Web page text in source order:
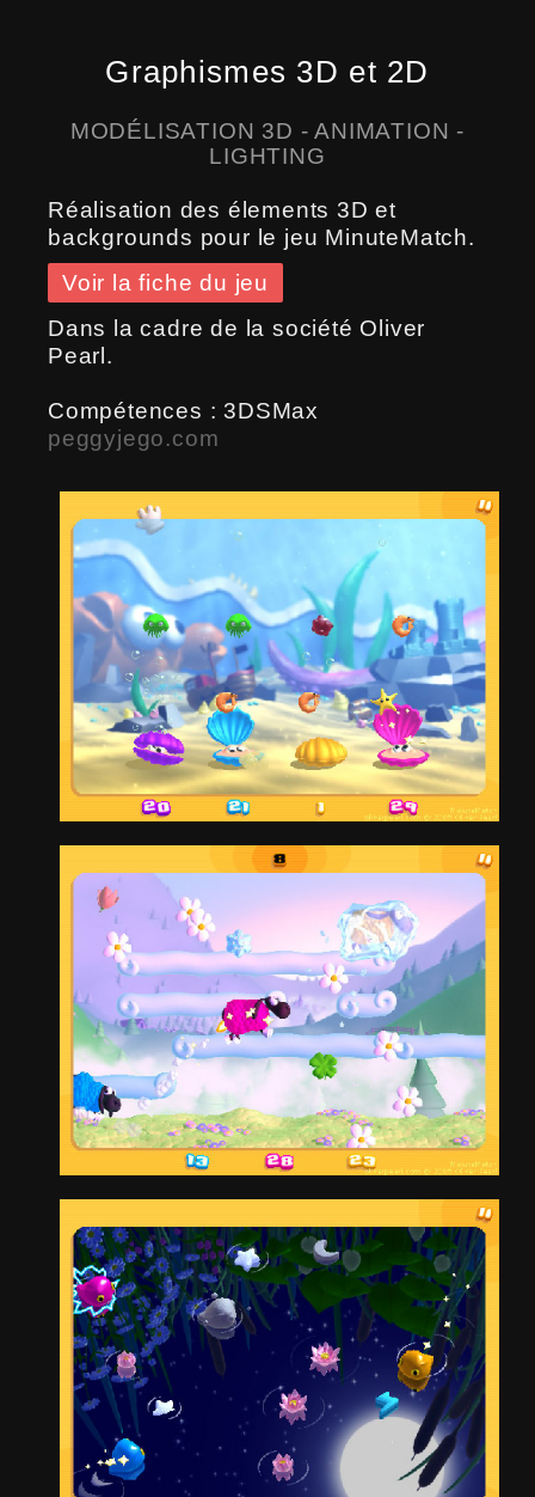
Graphismes 3D et 2D
MODÉLISATION 3D - ANIMATION -
LIGHTING
Réalisation des élements 3D et
backgrounds pour le jeu MinuteMatch.
Voir la fiche du jeu
Dans la cadre de la société Oliver
Pearl.
Compétences : 3DSMax
peggyjego.com